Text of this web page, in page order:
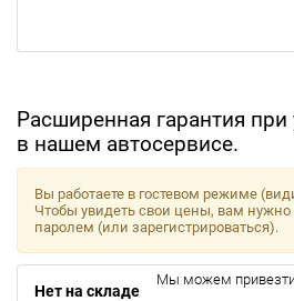
Расширенная гарантия при
в нашем автосервисе.
Вы работаете в гостевом режиме
Чтобы увидеть свои цены, вам
паролем (или зарегистрироваться).
Нет на складе
Мы можем привезти